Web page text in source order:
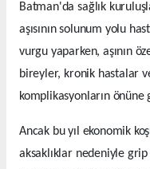
Batman'da sağlık
aşısının solunum yolu
vurgu yaparken, aşının
bireyler, kronik hastalar
komplikasyonların
Ancak bu yıl ekonomik
aksaklıklar nedeniyle grip